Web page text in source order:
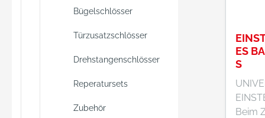
Bügelschlösser
Türzusatzschlösser
Drehstangenschlösser
Reperatursets
Zubehör
Diese
auf
ABUS
ES
S
Beim